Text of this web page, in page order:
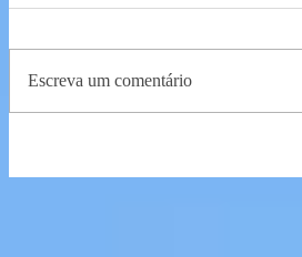
Escreva um comentário